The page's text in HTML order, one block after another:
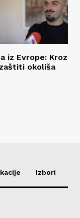
iz Evrope: Kroz
okoliša
Izbori